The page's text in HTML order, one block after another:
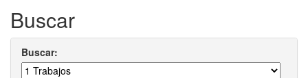
Buscar
Buscar: